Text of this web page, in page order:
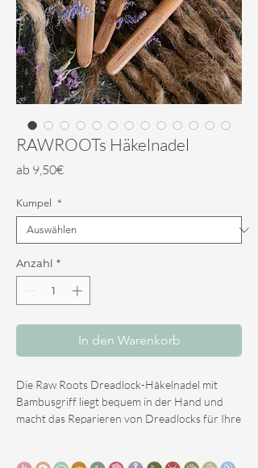
RAWROOTs Häkelnadel
ab 9,50€Sale-
Kumpel *
Anzahl *
In den Warenkorb
Die Raw Roots Dreadlock-Häkelnadel mit
Bambusgriff liegt bequem in der Hand und
macht das Reparieren von Dreadlocks für Ihre